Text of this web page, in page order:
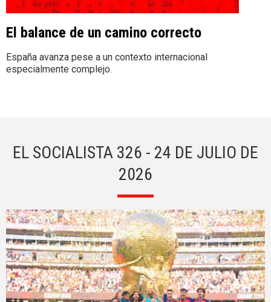
El balance de un camino correcto
España avanza pese a un contexto internacional
especialmente complejo.
EL SOCIALISTA 326 - 24 DE JULIO DE
2026